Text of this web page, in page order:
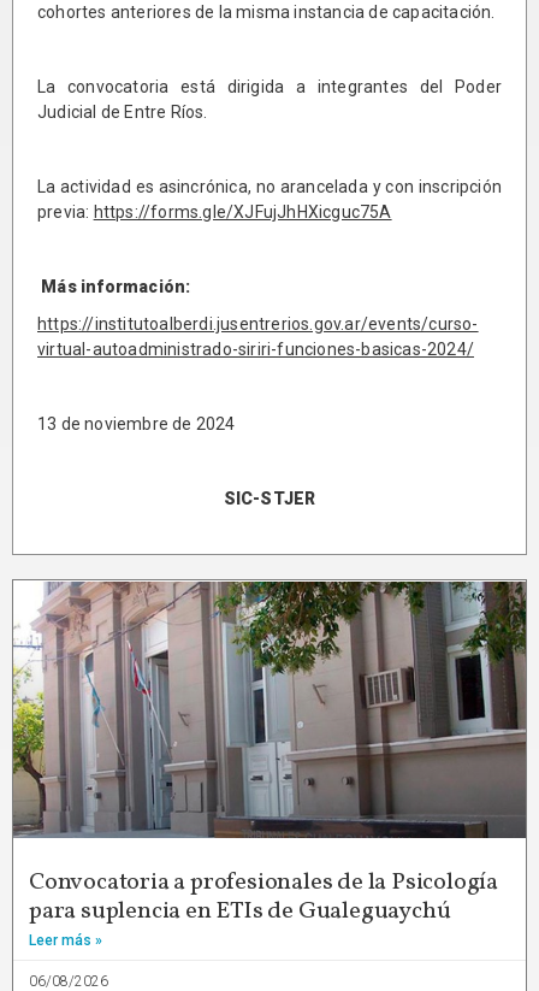
cohortes anteriores de la misma instancia de capacitación.
La convocatoria está dirigida a integrantes del Poder
Judicial de Entre Ríos.
La actividad es asincrónica, no arancelada y con inscripción
previa: https://forms.gle/XJFujJhHXicguc75A
Más información:
https://institutoalberdi.jusentrerios.gov.ar/events/curso-
virtual-autoadministrado-siriri-funciones-basicas-2024/
13 de noviembre de 2024
SIC-STJER
Convocatoria a profesionales de la Psicología
para suplencia en ETIs de Gualeguaychú
Leer más »
06/08/2026